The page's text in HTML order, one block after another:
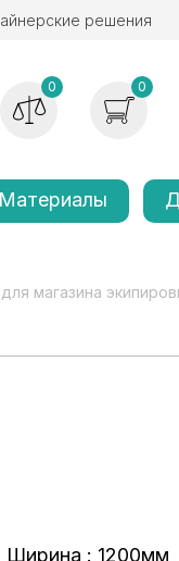
решения
0 0
Материалы
магазина
Ширина : 1200мм